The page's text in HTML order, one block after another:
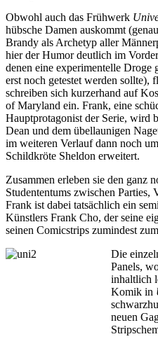
Obwohl auch das Frühwerk
hübsche Damen auskommt
Brandy als Archetyp aller
hier der Humor deutlich im
denen eine experimentelle Droge
erst noch getestet werden sollte),
schreiben sich kurzerhand auf
of Maryland ein. Frank, eine
Hauptprotagonist der Serie, wird
Dean und dem übellaunigen
im weiteren Verlauf dann noch
Schildkröte Sheldon erweitert.
Zusammen erleben sie den ganz
Studententums zwischen Parties,
Frank ist dabei tatsächlich ein
Künstlers Frank Cho, der seine
seinen Comicstrips zumindest
Die
Panels,
inhaltlich
Komik in
neuen